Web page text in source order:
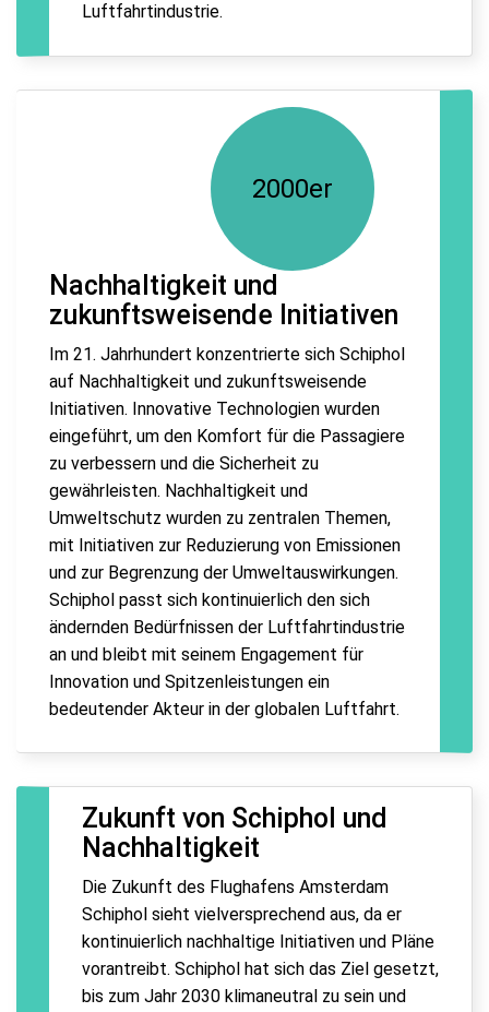
Luftfahrtindustrie.
2000er
Nachhaltigkeit und
zukunftsweisende Initiativen
Im 21. Jahrhundert konzentrierte sich Schiphol
auf Nachhaltigkeit und zukunftsweisende
Initiativen. Innovative Technologien wurden
eingeführt, um den Komfort für die Passagiere
zu verbessern und die Sicherheit zu
gewährleisten. Nachhaltigkeit und
Umweltschutz wurden zu zentralen Themen,
mit Initiativen zur Reduzierung von Emissionen
und zur Begrenzung der Umweltauswirkungen.
Schiphol passt sich kontinuierlich den sich
ändernden Bedürfnissen der Luftfahrtindustrie
an und bleibt mit seinem Engagement für
Innovation und Spitzenleistungen ein
bedeutender Akteur in der globalen Luftfahrt.
Zukunft von Schiphol und
Nachhaltigkeit
Die Zukunft des Flughafens Amsterdam
Schiphol sieht vielversprechend aus, da er
kontinuierlich nachhaltige Initiativen und Pläne
vorantreibt. Schiphol hat sich das Ziel gesetzt,
bis zum Jahr 2030 klimaneutral zu sein und